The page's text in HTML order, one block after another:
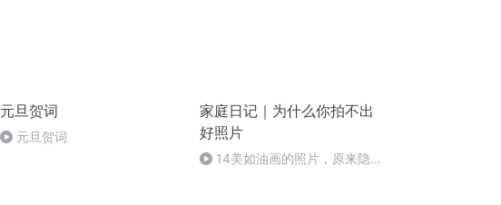
元旦贺词
元旦贺词
家庭日记｜为什么你拍不出
好照片
14美如油画的照片，原来隐